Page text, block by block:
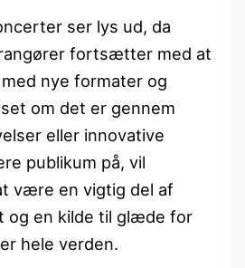
ser lys ud, da
fortsætter med at
nye formater og
om det er gennem
eller innovative
publikum på, vil
være en vigtig del af
og en kilde til glæde for
hele verden.